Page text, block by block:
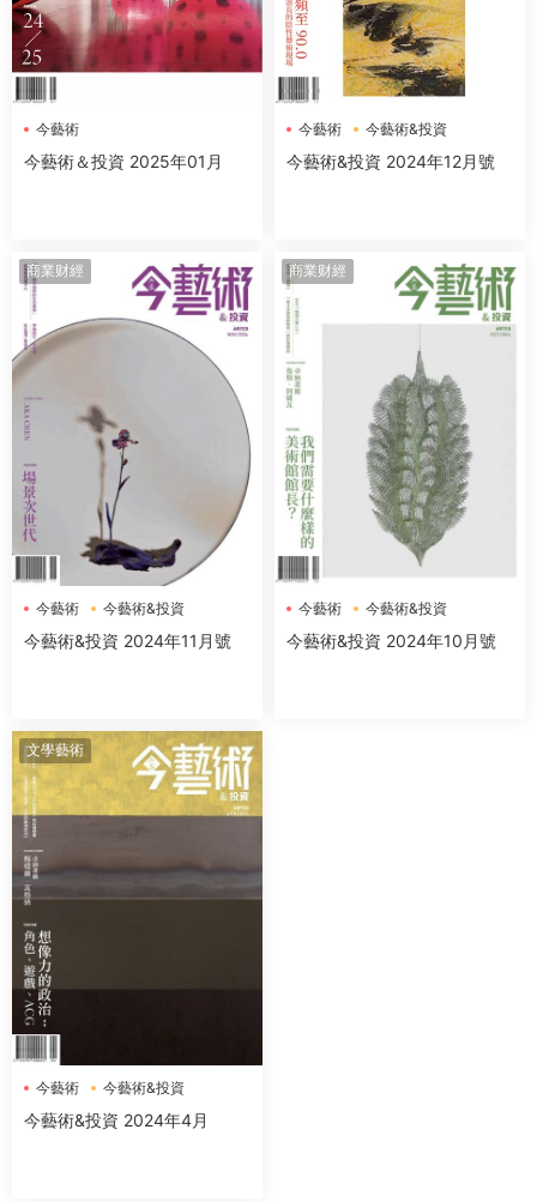
今藝術
今藝術＆投資 2025年01月
今藝術 今藝術&投資
今藝術&投資 2024年12月號
商業财經
今藝術 今藝術&投資
今藝術&投資 2024年11月號
商業财經
今藝術 今藝術&投資
今藝術&投資 2024年10月號
文學藝術
今藝術 今藝術&投資
今藝術&投資 2024年4月